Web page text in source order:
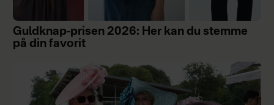
Guldknap-prisen 2026: Her kan du stemme
på din favorit